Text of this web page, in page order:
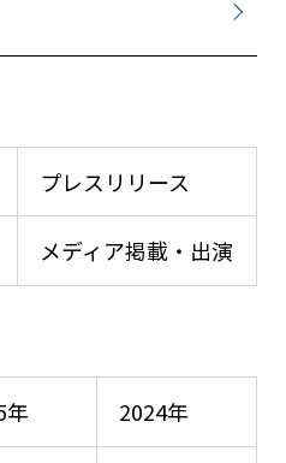
プレスリリース
メディア掲載・出演
年 2024年